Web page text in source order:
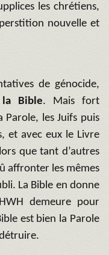
les chrétiens,
nouvelle et
de génocide,
Bible. Mais fort
Parole, les Juifs puis
et avec eux le Livre
que tant d’autres
affronter les mêmes
La Bible en donne
demeure pour
est bien la Parole